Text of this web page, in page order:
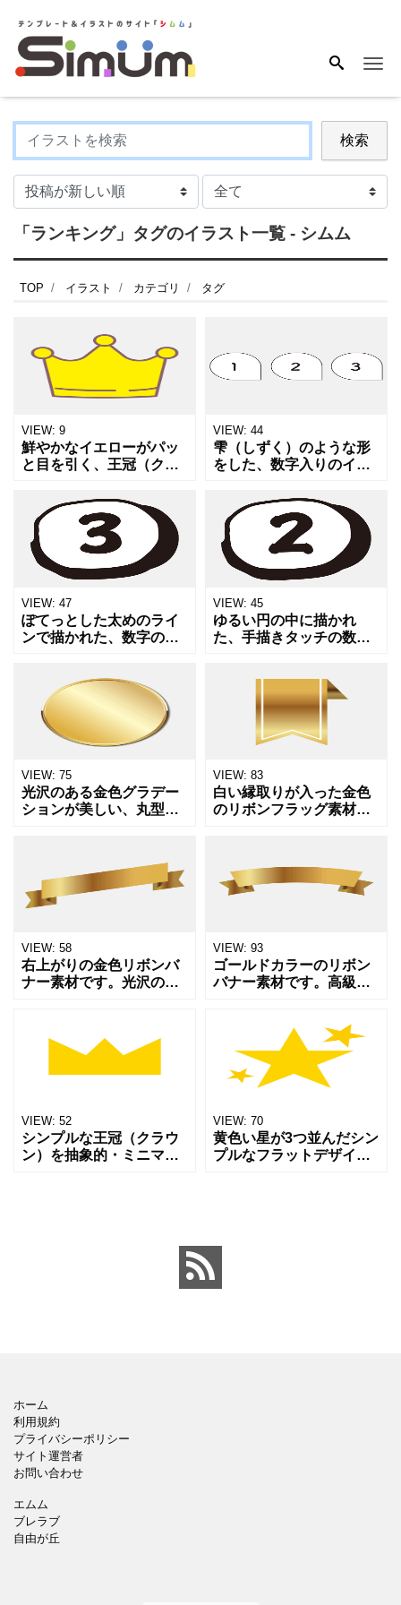
検索
「ランキング」タグのイラスト一覧 - シムム
TOP イラスト カテゴリ タグ
VIEW: 9
鮮やかなイエローがパッ
と目を引く、王冠（クラ
人気商品のランキング1位
の発表や、おすすめコー
ナーの目玉アイテム、受
賞記念のバナーなど、特
別感
VIEW: 44
雫（しずく）のような形
をした、数字入りのイン
トです。「1」「2」
「3」の数字が記されてお
り、ランキング表示や手
順の解説、重要ポイント
のリ
VIEW: 47
ぽてっとした太めのライ
ンで描かれた、数字の
弾や、3つのポイント解
説、ベスト3の発表など、
視覚的に順序を示したい
VIEW: 45
ゆるい円の中に描かれ
た、手描きタッチの数字
ランキングの第2位など、
複数の項目を並べるデザ
インに最適です。きっち
VIEW: 75
光沢のある金色グラデー
ションが美しい、丸型の
ンを入れて、ランキン
グ・受賞・キャンペー
ン・セールなどの装飾に
使用できま
VIEW: 83
白い縁取りが入った金色
のリボンフラッグ素材で
やランキング、見出し、
メダル・受賞系のデザイ
VIEW: 58
右上がりの金色リボンバ
ナー素材です。光沢のあ
イン。ランキングやキャ
VIEW: 93
ゴールドカラーのリボン
バナー素材です。高級感
ンやランキング、受賞、
セールなどの見出し装飾
におすすめです。ポスタ
ーやチ
VIEW: 52
シンプルな王冠（クラウ
ン）を抽象的・ミニマル
VIEW: 70
黄色い星が3つ並んだシン
プルなフラットデザイン
ホーム
利用規約
プライバシーポリシー
サイト運営者
お問い合わせ
エムム
ブレラブ
自由が丘